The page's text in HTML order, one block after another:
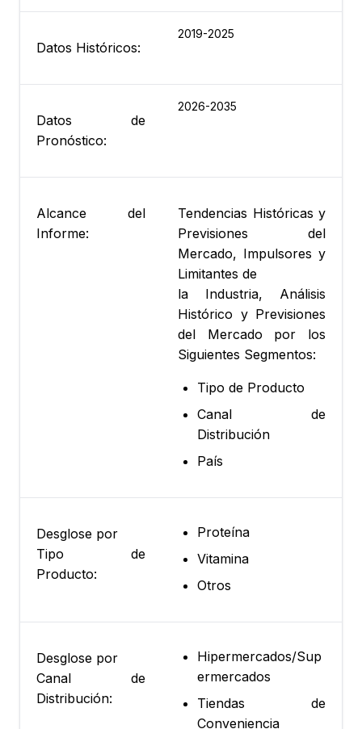
Datos Históricos:
2019-2025
Datos de
Pronóstico:
2026-2035
Alcance del
Informe:
Tendencias Históricas y
Previsiones del
Mercado, Impulsores y
Limitantes de
la Industria, Análisis
Histórico y Previsiones
del Mercado por los
Siguientes Segmentos:
Tipo de Producto
Canal de
Distribución
País
Desglose por
Tipo de
Producto:
Proteína
Vitamina
Otros
Desglose por
Canal de
Distribución:
Hipermercados/Sup
ermercados
Tiendas de
Conveniencia